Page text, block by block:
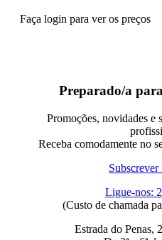
Faça login para ver os preços
Preparado/a
Promoções, novidades e
Receba comodamente no
Ligue-nos:
(Custo de chamada
Estrada do Penas,